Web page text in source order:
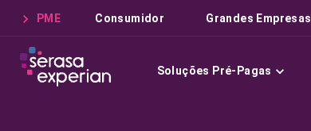
PME Consumidor Grandes Empresas
Soluções Pré-Pagas